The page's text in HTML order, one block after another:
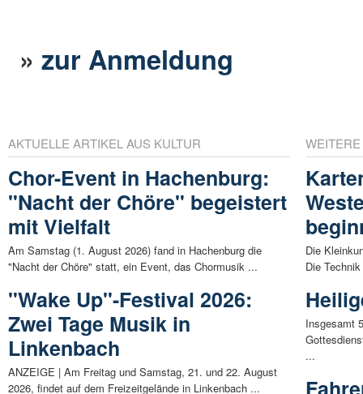
»zur Anmeldung
AKTUELLE ARTIKEL AUS KULTUR
Chor-Event in Hachenburg:
"Nacht der Chöre" begeistert
mit Vielfalt
Am Samstag (1. August 2026) fand in Hachenburg die
"Nacht der Chöre" statt, ein Event, das Chormusik ...
"Wake Up"-Festival 2026:
Zwei Tage Musik in
Linkenbach
ANZEIGE | Am Freitag und Samstag, 21. und 22. August
2026, findet auf dem Freizeitgelände in Linkenbach ...
Die
Die
Insgesamt
...